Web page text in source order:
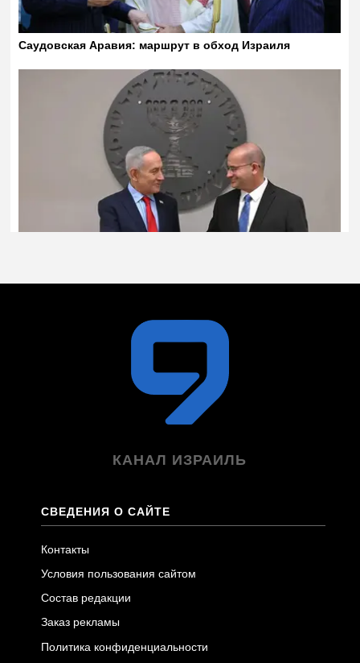
КАНАЛ ИЗРАИЛЬ
СВЕДЕНИЯ О САЙТЕ
Контакты
Условия пользования сайтом
Состав редакции
Заказ рекламы
Политика конфиденциальности